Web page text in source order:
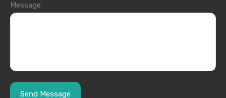
Message